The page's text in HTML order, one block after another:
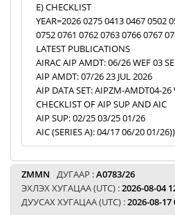
E) CHECKLIST
YEAR=2026 0275 0413 0467 0502
0752 0761 0762 0763 0766 0767
LATEST PUBLICATIONS
AIRAC AIP AMDT: 06/26 WEF 03
AIP AMDT: 07/26 23 JUL 2026
AIP DATA SET: AIPZM-AMDT04-26
CHECKLIST OF AIP SUP AND AIC
AIP SUP: 02/25 03/25 01/26
AIC (SERIES A): 04/17 06/20 01/26))
ZMMN ДУГААР :A0783/26
ЭХЛЭХ ХУГАЦАА (UTC) :2026-08-04
ДУУСАХ ХУГАЦАА (UTC) :2026-08-17